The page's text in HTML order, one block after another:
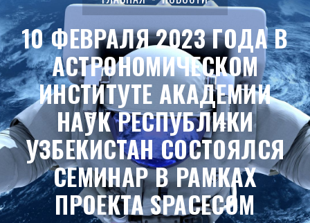
10 ФЕВРАЛЯ 2023 ГОДА В
АСТРОНОМИЧЕСКОМ
ИНСТИТУТЕ АКАДЕМИИ
НАУК РЕСПУБЛИКИ
УЗБЕКИСТАН СОСТОЯЛСЯ
СЕМИНАР В РАМКАХ
ПРОЕКТА SPACECOM